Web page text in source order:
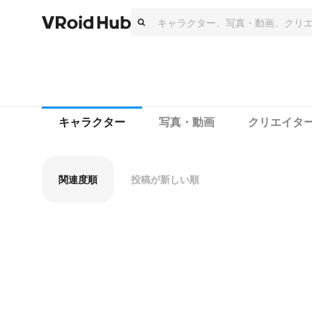
キャラクター 写真・動画 クリエイタ
関連度順 投稿が新しい順